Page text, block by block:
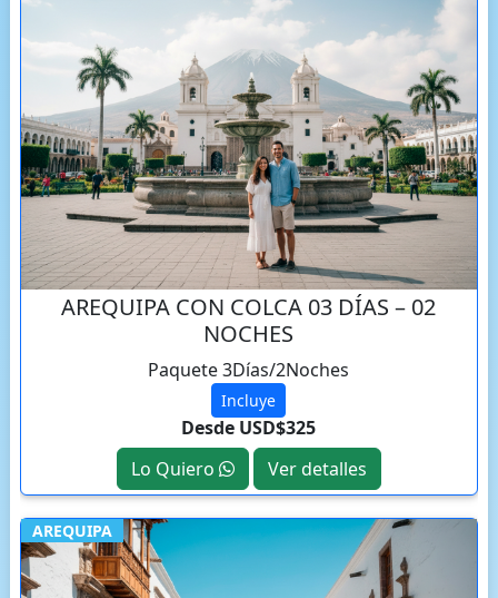
AREQUIPA CON COLCA 03 DÍAS – 02
NOCHES
Paquete 3Días/2Noches
Incluye
Desde USD$325
Lo Quiero
Ver detalles
AREQUIPA